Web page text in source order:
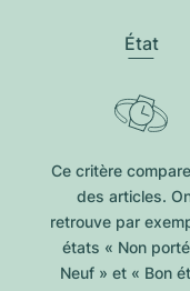
État
Ce critère
des articles.
retrouve par
états « Non
Neuf » et « Bon